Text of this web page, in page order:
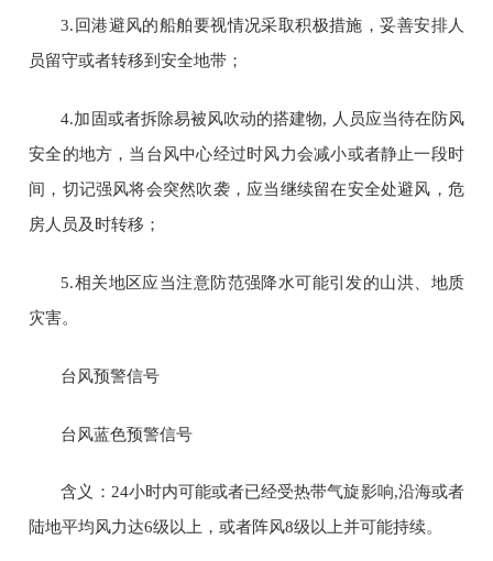
3. 回港避风的船舶要视情况采取积极措施，妥善安排人
员留守或者转移到安全地带；
4.加固或者拆除易被风吹动的搭建物, 人员应当待在防风
安全的地方，当台风中心经过时风力会减小或者静止一段时
间，切记强风将会突然吹袭，应当继续留在安全处避风，危
房人员及时转移；
5.相关地区应当注意防范强降水可能引发的山洪、地质
灾害。
台风预警信号
台风蓝色预警信号
含义： 24小时内可能或者已经受热带气旋影响,沿海或者
陆地平均风力达6级以上，或者阵风8级以上并可能持续。